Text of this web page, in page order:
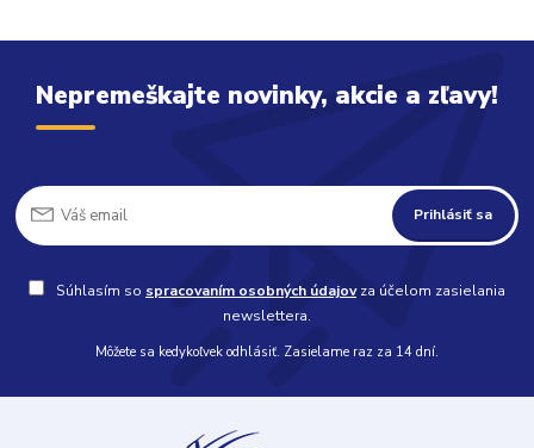
Nepremeškajte novinky, akcie a zľavy!
Prihlásiť sa
Súhlasím so spracovaním osobných údajovza účelom zasielania
newslettera.
Môžete sa kedykoľvek odhlásiť. Zasielame raz za 14 dní.